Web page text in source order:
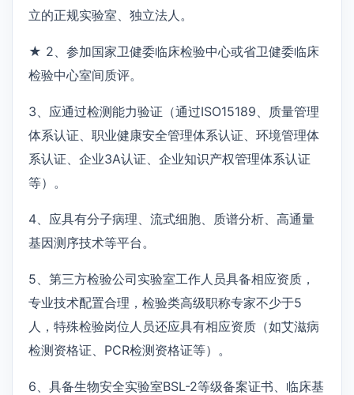
立的正规实验室、独立法人。
★ 2、参加国家卫健委临床检验中心或省卫健委临床
检验中心室间质评。
3、应通过检测能力验证（通过ISO15189、质量管理
体系认证、职业健康安全管理体系认证、环境管理体
系认证、企业3A认证、企业知识产权管理体系认证
等）。
4、应具有分子病理、流式细胞、质谱分析、高通量
基因测序技术等平台。
5、第三方检验公司实验室工作人员具备相应资质，
专业技术配置合理，检验类高级职称专家不少于5
人，特殊检验岗位人员还应具有相应资质（如艾滋病
检测资格证、PCR检测资格证等）。
6、具备生物安全实验室BSL-2等级备案证书、临床基